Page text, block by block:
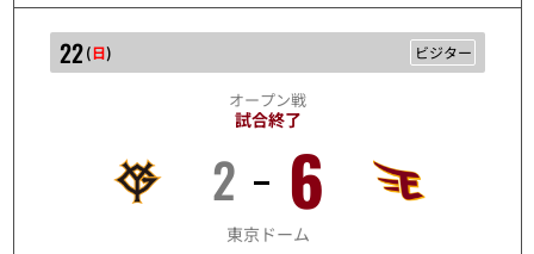
22(日) ビジター
オープン戦
試合終了
2 6
東京ドーム